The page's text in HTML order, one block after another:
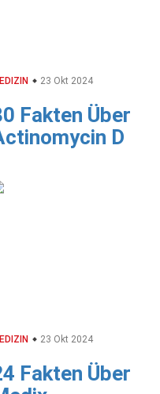
23 Okt 2024
Fakten Über
D
23 Okt 2024
Fakten Über